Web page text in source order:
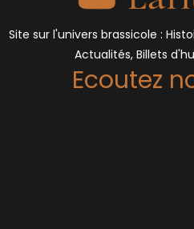
Site sur l'univers brassicole :
Actualités, Billets
Ecoutez